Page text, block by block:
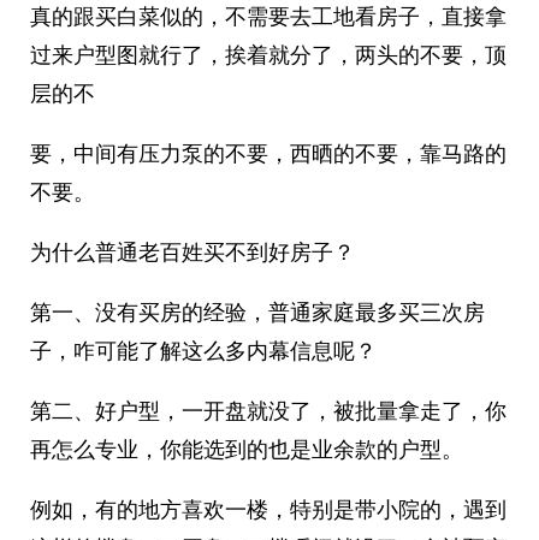
真的跟买白菜似的，不需要去工地看房子，直接拿
过来户型图就行了，挨着就分了，两头的不要，顶
层的不
要，中间有压力泵的不要，西晒的不要，靠马路的
不要。
为什么普通老百姓买不到好房子？
第一、没有买房的经验，普通家庭最多买三次房
子，咋可能了解这么多内幕信息呢？
第二、好户型，一开盘就没了，被批量拿走了，你
再怎么专业，你能选到的也是业余款的户型。
例如，有的地方喜欢一楼，特别是带小院的，遇到